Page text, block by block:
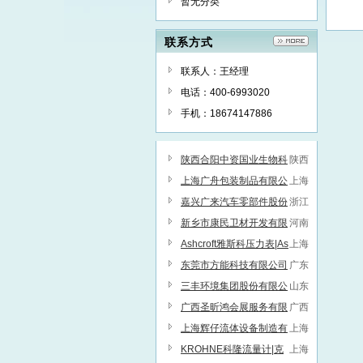
联系方式
联系人：王经理
电话：400-6993020
手机：18674147886
陕西
陕西合阳中资国业生物科
技有限公司
上海
上海广舟包装制品有限公
司
浙江
嘉兴广来汽车零部件股份
有限公司
河南
新乡市康民卫材开发有限
公司
上海
Ashcroft雅斯科压力表|As
hcroft雅斯科压力开关-原装进
口，现货供应
广东
东莞市方能科技有限公司
山东
三丰环境集团股份有限公
司
广西
广西圣昕鸿会展服务有限
公司
上海
上海辉仔流体设备制造有
限公司
上海
KROHNE科隆流量计|克